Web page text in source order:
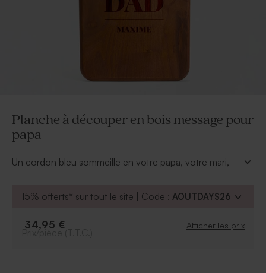
Planche à découper en bois message pour
papa
Un cordon bleu sommeille en votre papa, votre mari,
* Dimensions : 22,5 x 44 cm
* Ne va pas au lave-vaisselle
15% offerts* sur tout le site | Code : AOUTDAYS26
34,95 € Afficher les prix